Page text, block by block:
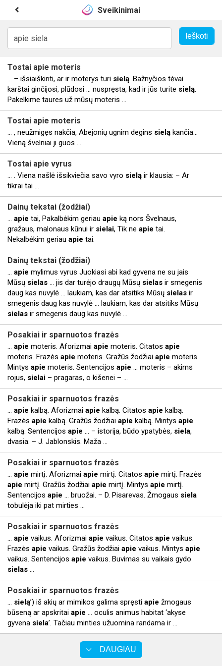
Sveikinimai
Tostai apie moteris
... – išsiaiškinti, ar ir moterys turi sielą. Bažnyčios tėvai
karštai ginčijosi, plūdosi ... nuspręsta, kad ir jūs turite sielą.
Pakelkime taures už mūsų moteris ...
Tostai apie moteris
... , neužmigęs nakčia, Abejonių ugnim degins sielą kančia...
Vieną švelniai ji guos ...
Tostai apie vyrus
... . Viena našlė išsikviečia savo vyro sielą ir klausia: – Ar
tikrai tai ...
Dainų tekstai (žodžiai)
... apie tai, Pakalbėkim geriau apie ką nors Švelnaus,
gražaus, malonaus kūnui ir sielai, Tik ne apie tai.
Nekalbėkim geriau apie tai.
Dainų tekstai (žodžiai)
... apie mylimus vyrus Juokiasi abi kad gyvena ne su jais
Mūsų sielas ... jis dar turėjo draugų Mūsų sielas ir smegenis
daug kas nuvylė ... laukiam, kas dar atsitiks Mūsų sielas ir
smegenis daug kas nuvylė ... laukiam, kas dar atsitiks Mūsų
sielas ir smegenis daug kas nuvylė ...
Posakiai ir sparnuotos frazės
... apie moteris. Aforizmai apie moteris. Citatos apie
moteris. Frazės apie moteris. Gražūs žodžiai apie moteris.
Mintys apie moteris. Sentencijos apie ... moteris – akims
rojus, sielai – pragaras, o kišenei – ...
Posakiai ir sparnuotos frazės
... apie kalbą. Aforizmai apie kalbą. Citatos apie kalbą.
Frazės apie kalbą. Gražūs žodžiai apie kalbą. Mintys apie
kalbą. Sentencijos apie ... – istorija, būdo ypatybės, siela,
dvasia. – J. Jablonskis. Maža ...
Posakiai ir sparnuotos frazės
... apie mirtį. Aforizmai apie mirtį. Citatos apie mirtį. Frazės
apie mirtį. Gražūs žodžiai apie mirtį. Mintys apie mirtį.
Sentencijos apie ... bruožai. – D. Pisarevas. Žmogaus siela
tobulėja iki pat mirties ...
Posakiai ir sparnuotos frazės
... apie vaikus. Aforizmai apie vaikus. Citatos apie vaikus.
Frazės apie vaikus. Gražūs žodžiai apie vaikus. Mintys apie
vaikus. Sentencijos apie vaikus. Buvimas su vaikais gydo
sielas ...
Posakiai ir sparnuotos frazės
... sielą’) iš akių ar mimikos galima spręsti apie žmogaus
būseną ar apskritai apie ... oculis animus habitat ‘akyse
gyvena siela’. Tačiau minties užuomina randama ir ...
DAUGIAU